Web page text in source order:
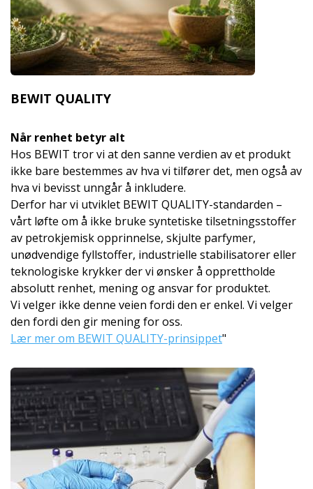
BEWIT QUALITY
Når renhet betyr alt
Hos BEWIT tror vi at den sanne verdien av et produkt
ikke bare bestemmes av hva vi tilfører det, men også av
hva vi bevisst unngår å inkludere.
Derfor har vi utviklet BEWIT QUALITY-standarden –
vårt løfte om å ikke bruke syntetiske tilsetningsstoffer
av petrokjemisk opprinnelse, skjulte parfymer,
unødvendige fyllstoffer, industrielle stabilisatorer eller
teknologiske krykker der vi ønsker å opprettholde
absolutt renhet, mening og ansvar for produktet.
Vi velger ikke denne veien fordi den er enkel. Vi velger
den fordi den gir mening for oss.
Lær mer om BEWIT QUALITY-prinsippet"